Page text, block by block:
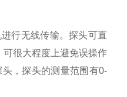
行无线传输。探头可直
很大程度上避免误操作
，探头的测量范围有0-